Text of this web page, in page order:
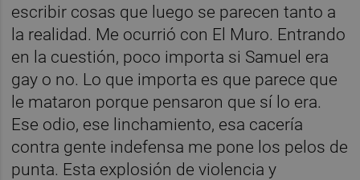
escribir cosas que luego se parecen tanto a
la realidad. Me ocurrió con El Muro. Entrando
en la cuestión, poco importa si Samuel era
gay o no. Lo que importa es que parece que
le mataron porque pensaron que sí lo era.
Ese odio, ese linchamiento, esa cacería
contra gente indefensa me pone los pelos de
punta. Esta explosión de violencia y